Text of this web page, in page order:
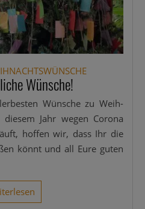
Wünsche!
Wün­sche zu Weih­
Jahr wegen Coro­na
hof­fen wir, dass Ihr die
könnt und all Eure guten